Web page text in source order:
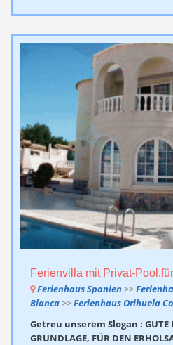
Ferienvilla mit Privat-
Ferienhaus Spanien >>
Blanca>>Ferienhaus Orihuela
Getreu unserem Slogan : GUTE
GRUNDLAGE, FÜR DEN